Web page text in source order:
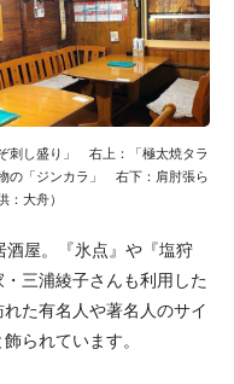
刺し盛り」 右上：「極太焼タラ
の「ジンカラ」 右下：肩肘張ら
：大舟）
酒屋。『氷点』や『塩狩
三浦綾子さんも利用した
た有名人や著名人のサイ
られています。